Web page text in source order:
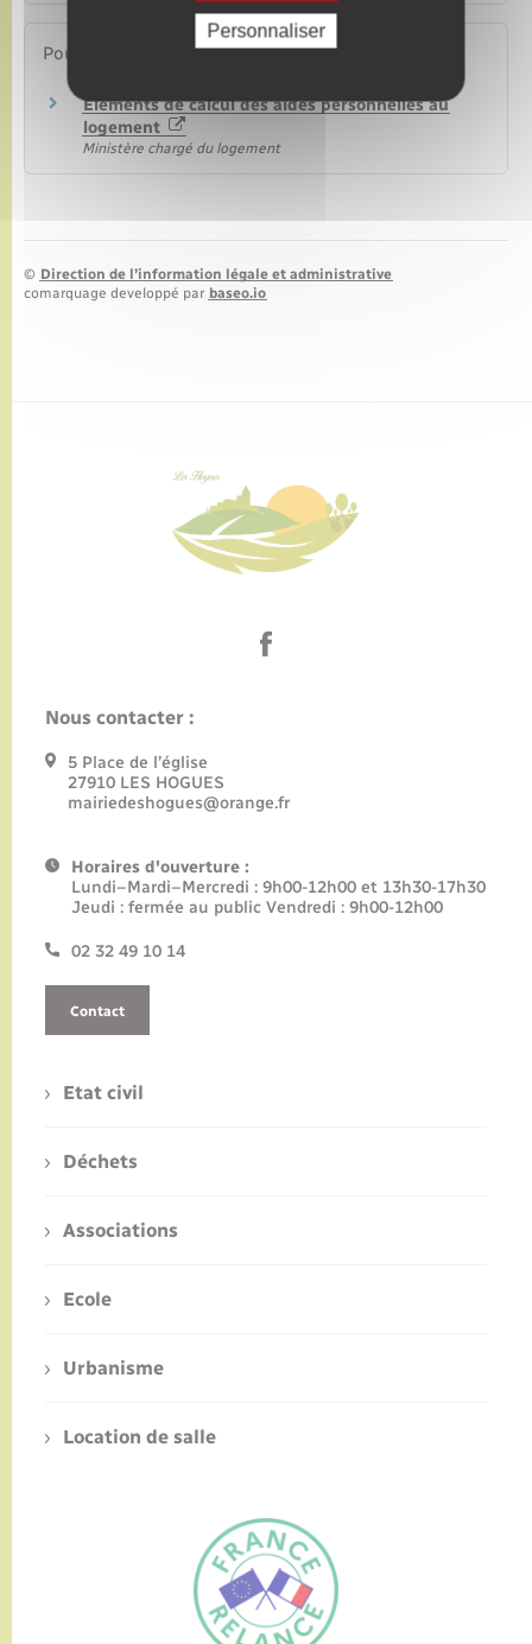
FR
Pour en savoir plus
Éléments de calcul des aides personnelles au
logement
Ministère chargé du logement
© Direction de l’information légale et administrative
comarquage developpé par baseo.io
Nous contacter :
5 Place de l’église
27910 LES HOGUES
mairiedeshogues@orange.fr
Horaires d'ouverture :
Lundi–Mardi–Mercredi : 9h00-12h00 et 13h30-17h30
Jeudi : fermée au public Vendredi : 9h00-12h00
02 32 49 10 14
Contact
Etat civil
Déchets
Associations
Ecole
Urbanisme
Location de salle
Personnaliser